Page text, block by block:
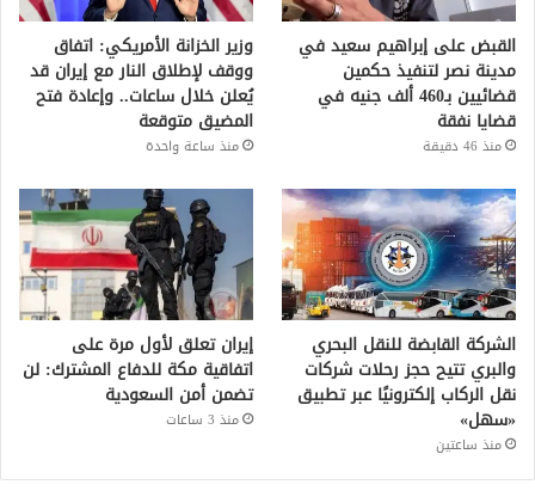
القبض على إبراهيم سعيد في
مدينة نصر لتنفيذ حكمين
قضائيين بـ460 ألف جنيه في
قضايا نفقة
منذ 46 دقيقة
وزير الخزانة الأمريكي: اتفاق
ووقف لإطلاق النار مع إيران قد
يُعلن خلال ساعات.. وإعادة فتح
المضيق متوقعة
منذ ساعة واحدة
الشركة القابضة للنقل البحري
والبري تتيح حجز رحلات شركات
نقل الركاب إلكترونيًا عبر تطبيق
«سهل»
منذ ساعتين
إيران تعلق لأول مرة على
اتفاقية مكة للدفاع المشترك: لن
تضمن أمن السعودية
منذ 3 ساعات